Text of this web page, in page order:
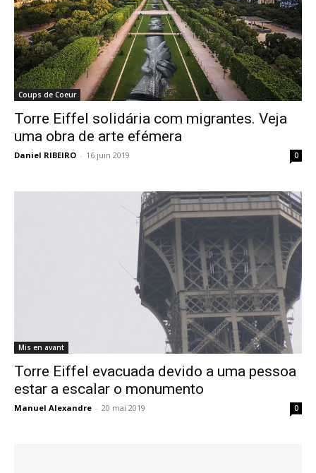
Coups de Coeur
Torre Eiffel solidária com migrantes. Veja
uma obra de arte efémera
Daniel RIBEIRO - 16 juin 2019 0
Mis en avant
Torre Eiffel evacuada devido a uma pessoa
estar a escalar o monumento
Manuel Alexandre - 20 mai 2019 0